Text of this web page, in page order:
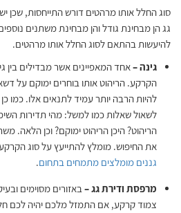
סוג החלל אותו מרהטים דורש התייחסות, שכן
גג הן מבחינת גודל והן מבחינת משתנים
להיעשות בהתאם לסוג החלל אותו מרהטים.
גינה –אחד המאפיינים אשר מבדילים בין
הקרקע. הריהוט אותו בוחרים ימוקם על
להיות הרבה יותר עמיד לתנאים אלו. כמו
לשאול שאלות כמו למשל: מהי תדירות
הריהוט? היכן הריהוט ימוקם? וכן הלאה.
את החיפוש. מומלץ להתייעץ על סוג
גננים מומלצים מתמחים בתחום.
מרפסת ודירת גג –באזורים מסוימים
צמוד קרקע, אם התמזל מלכם יהיה לכם